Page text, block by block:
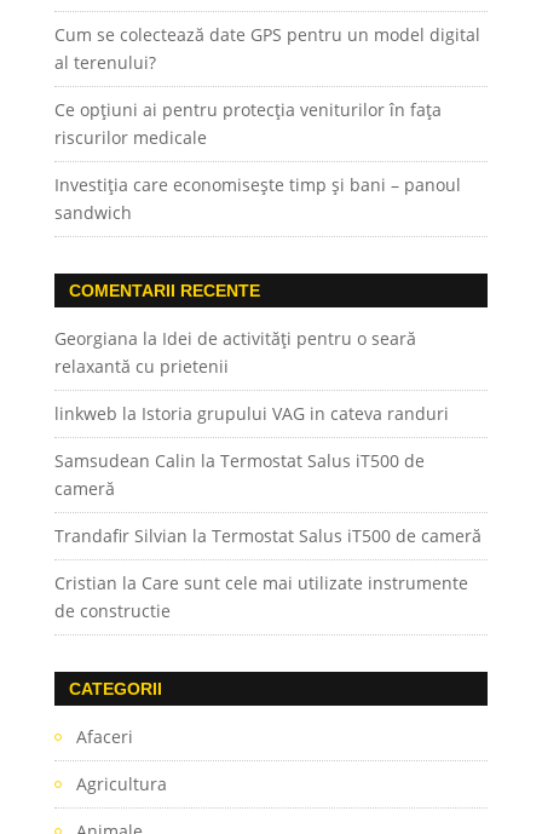
Cum se colectează date GPS pentru un model digital
al terenului?
Ce opțiuni ai pentru protecția veniturilor în fața
riscurilor medicale
Investiția care economisește timp și bani – panoul
sandwich
COMENTARII RECENTE
Georgiana la Idei de activități pentru o seară
relaxantă cu prietenii
linkweb la Istoria grupului VAG in cateva randuri
Samsudean Calin la Termostat Salus iT500 de
cameră
Trandafir Silvian la Termostat Salus iT500 de cameră
Cristian la Care sunt cele mai utilizate instrumente
de constructie
CATEGORII
Afaceri
Agricultura